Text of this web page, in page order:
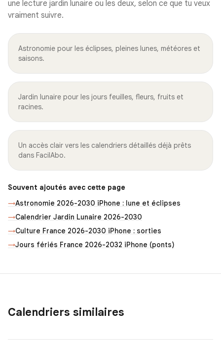
une lecture jardin lunaire ou les deux, selon ce que tu veux
vraiment suivre.
Astronomie pour les éclipses, pleines lunes, météores et
saisons.
Jardin lunaire pour les jours feuilles, fleurs, fruits et
racines.
Un accès clair vers les calendriers détaillés déjà prêts
dans FacilAbo.
Souvent ajoutés avec cette page
→Astronomie 2026-2030 iPhone : lune et éclipses
→Calendrier Jardin Lunaire 2026-2030
→Culture France 2026-2030 iPhone : sorties
→Jours fériés France 2026-2032 iPhone (ponts)
Calendriers similaires